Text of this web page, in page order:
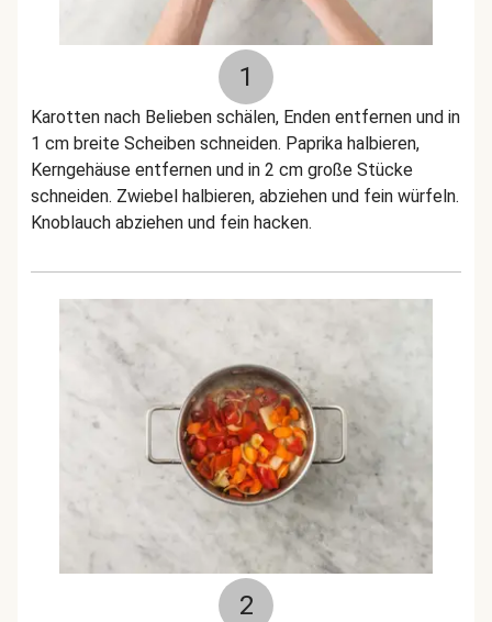
1
Karotten nach Belieben schälen, Enden entfernen und in
1 cm breite Scheiben schneiden. Paprika halbieren,
Kerngehäuse entfernen und in 2 cm große Stücke
schneiden. Zwiebel halbieren, abziehen und fein würfeln.
Knoblauch abziehen und fein hacken.
2